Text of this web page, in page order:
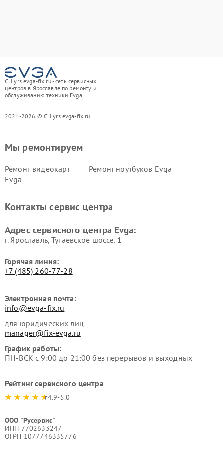
СЦ yrs.evga-fix.ru - сеть сервисных
центров в Ярославле по ремонту и
обслуживанию техники Evga
2021-2026 © СЦ yrs.evga-fix.ru
Мы ремонтируем
Ремонт видеокарт
Evga
Ремонт ноутбуков Evga
Контакты сервис центра
Адрес сервисного центра Evga:
г. Ярославль, Тутаевское шоссе, 1
Горячая линия:
+7 (485) 260-77-28
Электронная почта:
info@evga-fix.ru
для юридических лиц
manager@fix-evga.ru
График работы:
ПН-ВСК с 9:00 до 21:00 без перерывов и выходных
Рейтинг сервисного центра
4.9-5.0
ООО "Русервис"
ИНН 7702633247
ОГРН 1077746335776